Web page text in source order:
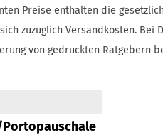
Preise enthalten die
zuzüglich Versandkosten. Bei
von gedruckten Ratgebern